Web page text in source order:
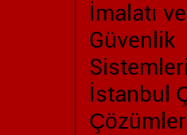
İmalatı ve
Güvenlik
Sistemleri
İstanbul
Çözümler